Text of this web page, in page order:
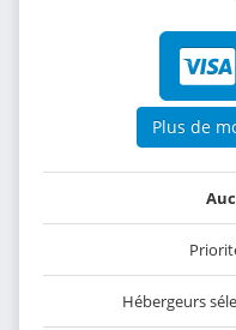
Plus de
Hébergeurs